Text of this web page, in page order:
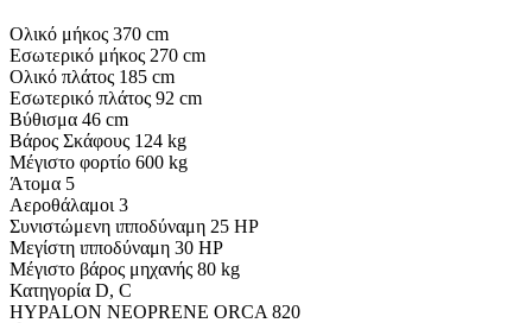
Oλικό μήκος 370 cm
Εσωτερικό μήκος 270 cm
Ολικό πλάτος 185 cm
Εσωτερικό πλάτος 92 cm
Βύθισμα 46 cm
Βάρος Σκάφους 124 kg
Μέγιστο φορτίο 600 kg
Άτομα 5
Αεροθάλαμοι 3
Συνιστώμενη ιπποδύναμη 25 HP
Μεγίστη ιπποδύναμη 30 HP
Μέγιστο βάρος μηχανής 80 kg
Κατηγορία D, C
HYPALON NEOPRENE ORCA 820